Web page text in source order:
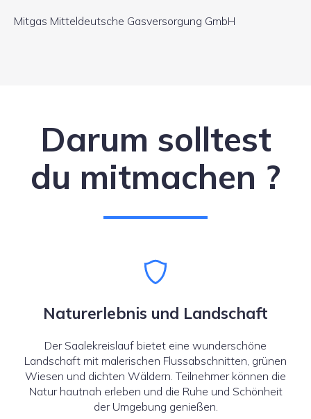
Mitgas Mitteldeutsche Gasversorgung GmbH
Darum solltest
du mitmachen ?
Naturerlebnis und Landschaft
Der Saalekreislauf bietet eine wunderschöne
Landschaft mit malerischen Flussabschnitten, grünen
Wiesen und dichten Wäldern. Teilnehmer können die
Natur hautnah erleben und die Ruhe und Schönheit
der Umgebung genießen.